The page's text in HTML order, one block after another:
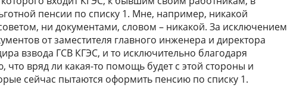
пенсии по списку 1. Мне, например, никакой
ни документами, словом – никакой. За исключением
от заместителя главного инженера и директора
взвода ГСВ КГЭС, и то исключительно благодаря
вряд ли какая-то помощь будет с этой стороны и
сейчас пытаются оформить пенсию по списку 1.